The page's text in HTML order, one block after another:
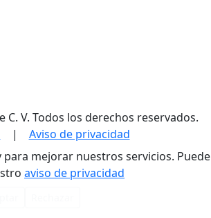
C. V. Todos los derechos reservados.
| Aviso de privacidad
mejorar nuestros servicios. Puede
aviso de privacidad